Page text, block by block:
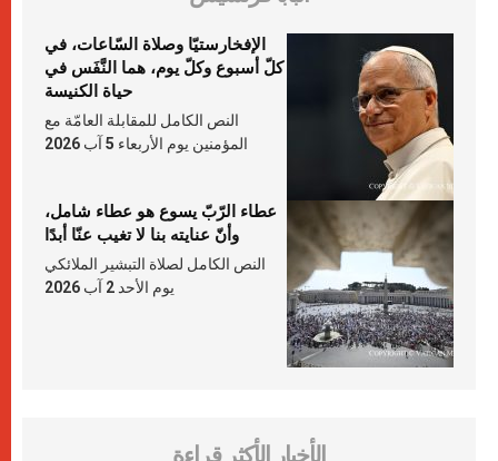
الإفخارستيّا وصلاة السّاعات، في
كلّ أسبوع وكلّ يوم، هما النَّفَس في
حياة الكنيسة
النص الكامل للمقابلة العامّة مع
المؤمنين يوم الأربعاء 5 آب 2026
عطاء الرّبّ يسوع هو عطاء شامل،
وأنّ عنايته بنا لا تغيب عنّا أبدًا
النص الكامل لصلاة التبشير الملائكي
يوم الأحد 2 آب 2026
الأخبار الأكثر قراءة